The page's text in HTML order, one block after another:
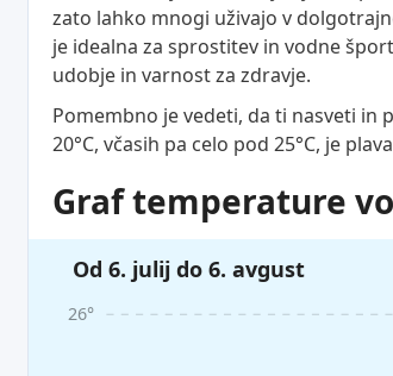
zato lahko mnogi uživajo v
je idealna za sprostitev in vodne
udobje in varnost za zdravje.
Pomembno je vedeti, da ti nasveti in
20°C, včasih pa celo pod 25°C, je
Graf temperature
Od 6. julij do 6. avgust
26°